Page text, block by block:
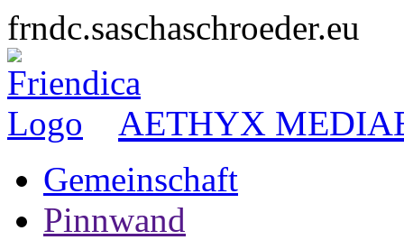
frndc.saschaschroeder.eu
AETHYX
Gemeinschaft
Pinnwand